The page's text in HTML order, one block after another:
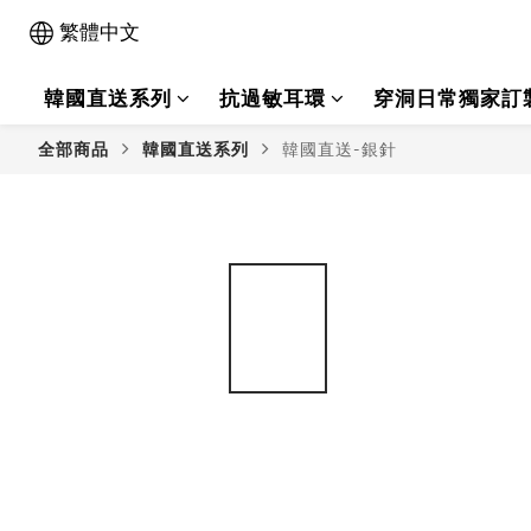
繁體中文
韓國直送系列 抗過敏耳環 穿洞日常獨家訂
全部商品 韓國直送系列 韓國直送-銀針